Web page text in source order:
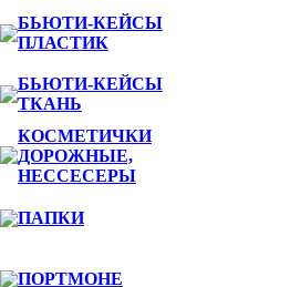
БЬЮТИ-КЕЙСЫ
ПЛАСТИК
БЬЮТИ-КЕЙСЫ
ТКАНЬ
КОСМЕТИЧКИ
ДОРОЖНЫЕ,
НЕССЕСЕРЫ
ПАПКИ
ПОРТМОНЕ